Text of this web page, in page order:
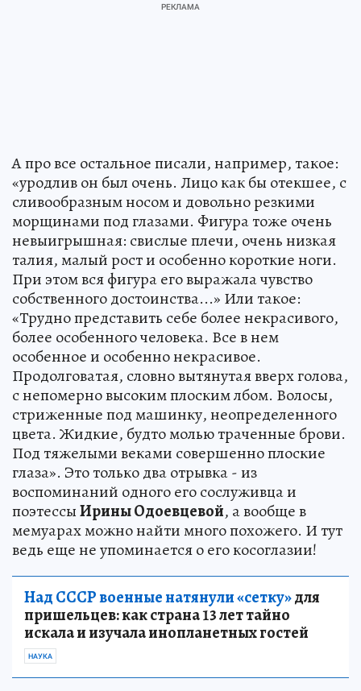
А про все остальное писали, например, такое:
«уродлив он был очень. Лицо как бы отекшее, с
сливообразным носом и довольно резкими
морщинами под глазами. Фигура тоже очень
невыигрышная: свислые плечи, очень низкая
талия, малый рост и особенно короткие ноги.
При этом вся фигура его выражала чувство
собственного достоинства...» Или такое:
«Трудно представить себе более некрасивого,
более особенного человека. Все в нем
особенное и особенно некрасивое.
Продолговатая, словно вытянутая вверх голова,
с непомерно высоким плоским лбом. Волосы,
стриженные под машинку, неопределенного
цвета. Жидкие, будто молью траченные брови.
Под тяжелыми веками совершенно плоские
глаза». Это только два отрывка - из
воспоминаний одного его сослуживца и
поэтессыИрины Одоевцевой, а вообще в
мемуарах можно найти много похожего. И тут
ведь еще не упоминается о его косоглазии!
Над СССР военные натянули «сетку»для
пришельцев: как страна 13 лет тайно
искала и изучала инопланетных гостей
НАУКА